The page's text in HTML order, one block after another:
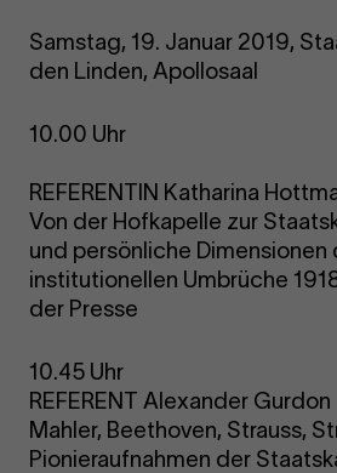
Samstag, 19. Januar 2019,
den Linden, Apollosaal
10.00 Uhr
REFERENTIN Katharina
Von der Hofkapelle zur
und persönliche Dimensionen
institutionellen Umbrüche
der Presse
10.45 Uhr
REFERENT Alexander Gurdon
Mahler, Beethoven, Strauss,
Pionieraufnahmen der